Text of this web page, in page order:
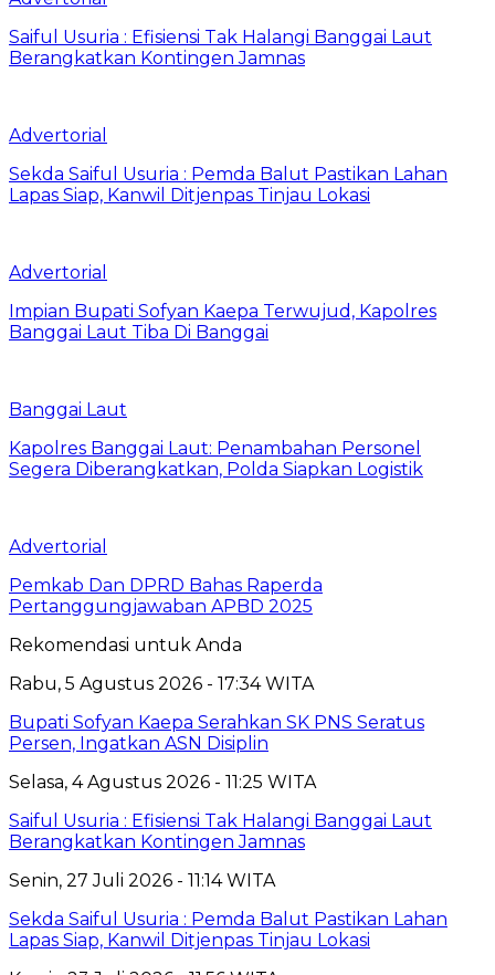
Saiful Usuria : Efisiensi Tak Halangi Banggai Laut
Berangkatkan Kontingen Jamnas
Advertorial
Sekda Saiful Usuria : Pemda Balut Pastikan Lahan
Lapas Siap, Kanwil Ditjenpas Tinjau Lokasi
Advertorial
Impian Bupati Sofyan Kaepa Terwujud, Kapolres
Banggai Laut Tiba Di Banggai
Banggai Laut
Kapolres Banggai Laut: Penambahan Personel
Segera Diberangkatkan, Polda Siapkan Logistik
Advertorial
Pemkab Dan DPRD Bahas Raperda
Pertanggungjawaban APBD 2025
Rekomendasi untuk Anda
Rabu, 5 Agustus 2026 - 17:34 WITA
Bupati Sofyan Kaepa Serahkan SK PNS Seratus
Persen, Ingatkan ASN Disiplin
Selasa, 4 Agustus 2026 - 11:25 WITA
Saiful Usuria : Efisiensi Tak Halangi Banggai Laut
Berangkatkan Kontingen Jamnas
Senin, 27 Juli 2026 - 11:14 WITA
Sekda Saiful Usuria : Pemda Balut Pastikan Lahan
Lapas Siap, Kanwil Ditjenpas Tinjau Lokasi